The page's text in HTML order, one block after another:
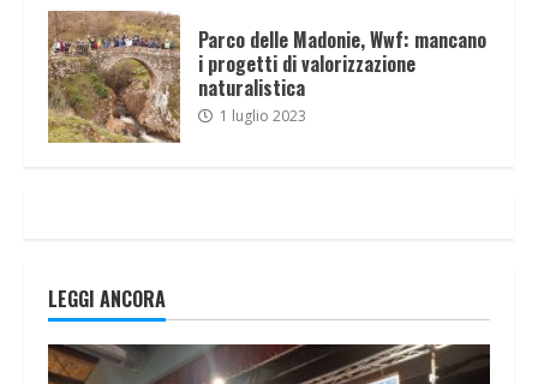
Parco delle Madonie, Wwf: mancano
i progetti di valorizzazione
naturalistica
1 luglio 2023
LEGGI ANCORA